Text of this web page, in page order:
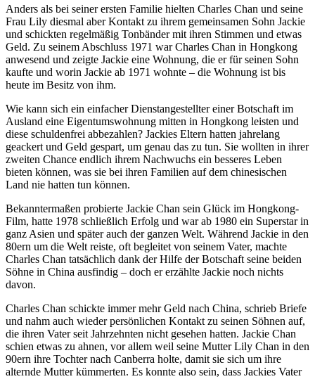
Anders als bei seiner ersten Familie hielten Charles Chan und seine
Frau Lily diesmal aber Kontakt zu ihrem gemeinsamen Sohn Jackie
und schickten regelmäßig Tonbänder mit ihren Stimmen und etwas
Geld. Zu seinem Abschluss 1971 war Charles Chan in Hongkong
anwesend und zeigte Jackie eine Wohnung, die er für seinen Sohn
kaufte und worin Jackie ab 1971 wohnte – die Wohnung ist bis
heute im Besitz von ihm.
Wie kann sich ein einfacher Dienstangestellter einer Botschaft im
Ausland eine Eigentumswohnung mitten in Hongkong leisten und
diese schuldenfrei abbezahlen? Jackies Eltern hatten jahrelang
geackert und Geld gespart, um genau das zu tun. Sie wollten in ihrer
zweiten Chance endlich ihrem Nachwuchs ein besseres Leben
bieten können, was sie bei ihren Familien auf dem chinesischen
Land nie hatten tun können.
Bekanntermaßen probierte Jackie Chan sein Glück im Hongkong-
Film, hatte 1978 schließlich Erfolg und war ab 1980 ein Superstar in
ganz Asien und später auch der ganzen Welt. Während Jackie in den
80ern um die Welt reiste, oft begleitet von seinem Vater, machte
Charles Chan tatsächlich dank der Hilfe der Botschaft seine beiden
Söhne in China ausfindig – doch er erzählte Jackie noch nichts
davon.
Charles Chan schickte immer mehr Geld nach China, schrieb Briefe
und nahm auch wieder persönlichen Kontakt zu seinen Söhnen auf,
die ihren Vater seit Jahrzehnten nicht gesehen hatten. Jackie Chan
schien etwas zu ahnen, vor allem weil seine Mutter Lily Chan in den
90ern ihre Tochter nach Canberra holte, damit sie sich um ihre
alternde Mutter kümmerten. Es konnte also sein, dass Jackies Vater